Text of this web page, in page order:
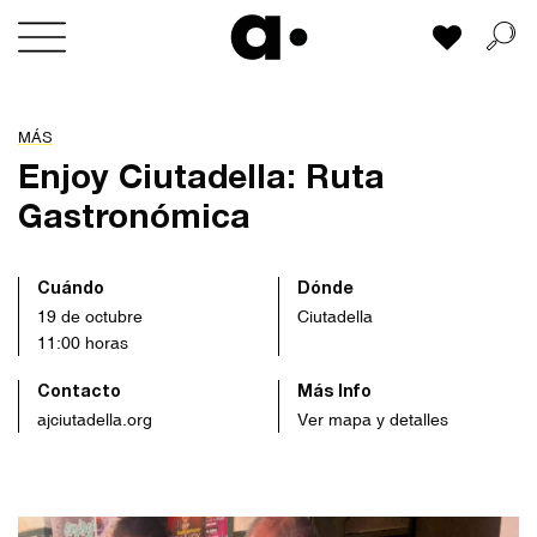
Skip
Mi lista
MÁS
Enjoy Ciutadella: Ruta
Gastronómica
Cuándo
19 de octubre
11:00 horas
Dónde
Ciutadella
Contacto
ajciutadella.org
Más Info
Ver mapa y detalles